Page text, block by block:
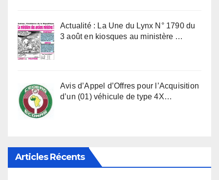
Actualité : La Une du Lynx N° 1790 du
3 août en kiosques au ministère …
Avis d’Appel d’Offres pour l’Acquisition
d’un (01) véhicule de type 4X…
Articles Récents